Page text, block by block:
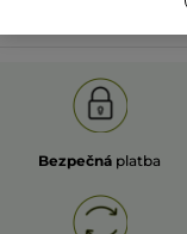
Bezpečná platba